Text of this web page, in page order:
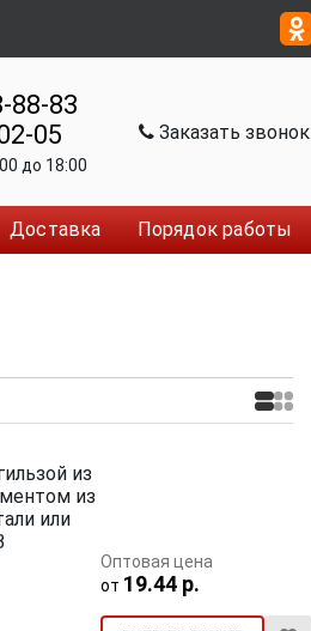
88-83
05
до 18:00
Заказать звонок
Доставка Порядок работы
из
из
или
от 19.44 р.
Оптовая цена